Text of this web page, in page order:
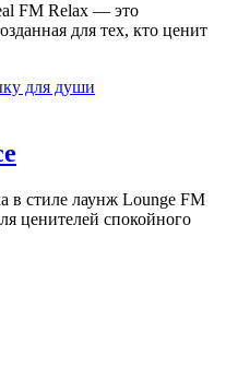
FM Relax — это
для тех, кто ценит
для души
в стиле лаунж Lounge FM
ценителей спокойного